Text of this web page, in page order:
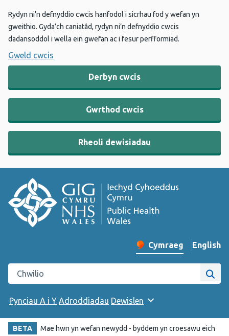
Rydyn ni’n defnyddio cwcis hanfodol i sicrhau fod y wefan yn
gweithio. Gyda’ch caniatâd, rydyn ni’n defnyddio cwcis
dadansoddol i wella ein gwefan ac i fesur perfformiad.
Gweld cwcis
Derbyn cwcis
Gwrthod cwcis
Rheoli dewisiadau
Newid iaith y wefan
Cymraeg English
–
Chwilio gwefan Iechyd Cyhoeddus Cymru
Pynciau A i Y Adroddiadau Dewislen
BETA
Mae hwn yn wefan newydd - byddem yn croesawu eich